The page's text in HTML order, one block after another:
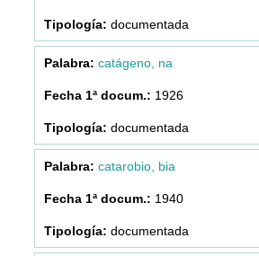
documentada
catágeno, na
1926
documentada
catarobio, bia
1940
documentada